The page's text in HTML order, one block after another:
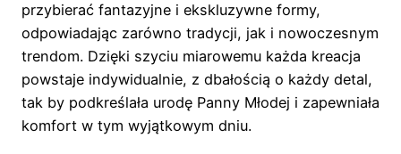
przybierać fantazyjne i ekskluzywne formy,
odpowiadając zarówno tradycji, jak i nowoczesnym
trendom. Dzięki szyciu miarowemu każda kreacja
powstaje indywidualnie, z dbałością o każdy detal,
tak by podkreślała urodę Panny Młodej i zapewniała
komfort w tym wyjątkowym dniu.